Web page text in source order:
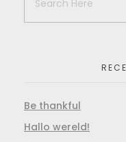
Be thankful
Hallo wereld!